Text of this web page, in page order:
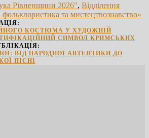
Рівненщини 2026", Відділення
фольклористика та мистецтвознавство»
КОСТЮМА У ХУДОЖНІЙ
СИМВОЛ КРИМСЬКИХ
ВІД НАРОДНОЇ АВТЕНТИКИ ДО
ПІСНІ